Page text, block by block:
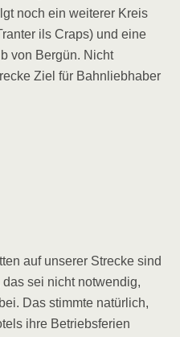
noch ein weiterer Kreis
ils Craps) und eine
von Bergün. Nicht
Ziel für Bahnliebhaber
auf unserer Strecke sind
sei nicht notwendig,
Das stimmte natürlich,
ihre Betriebsferien